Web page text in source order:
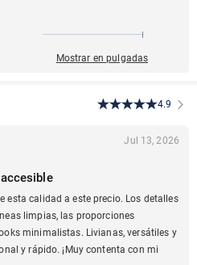
Mostrar en pulgadas
4.9
Jul 13, 2026
esta calidad a este precio. Los detalles
limpias, las proporciones
minimalistas. Livianas, versátiles y
y rápido. ¡Muy contenta con mi